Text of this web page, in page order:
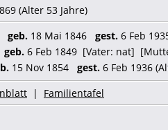
(Alter 53 Jahre)
geb. 18 Mai 1846 gest. 6 Feb
geb. 6 Feb 1849 [Vater: nat]
15 Nov 1854 gest. 6 Feb 1936
| Familientafel